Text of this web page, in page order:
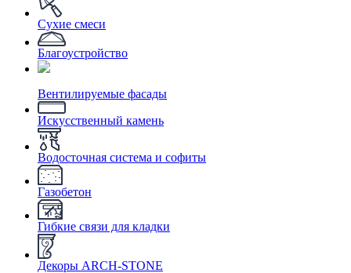
Сухие смеси
Благоустройство
Вентилируемые фасады
Искусственный камень
Водосточная система и софиты
Газобетон
Гибкие связи для кладки
Декоры ARCH-STONE